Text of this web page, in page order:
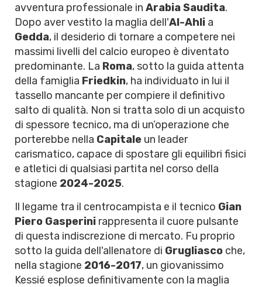
avventura professionale in Arabia Saudita.
Dopo aver vestito la maglia dell'Al-Ahli a
Gedda, il desiderio di tornare a competere nei
massimi livelli del calcio europeo è diventato
predominante. La Roma, sotto la guida attenta
della famiglia Friedkin, ha individuato in lui il
tassello mancante per compiere il definitivo
salto di qualità. Non si tratta solo di un acquisto
di spessore tecnico, ma di un’operazione che
porterebbe nella Capitale un leader
carismatico, capace di spostare gli equilibri fisici
e atletici di qualsiasi partita nel corso della
stagione 2024-2025.
Il legame tra il centrocampista e il tecnico Gian
Piero Gasperini rappresenta il cuore pulsante
di questa indiscrezione di mercato. Fu proprio
sotto la guida dell'allenatore di Grugliasco che,
nella stagione 2016-2017, un giovanissimo
Kessié esplose definitivamente con la maglia